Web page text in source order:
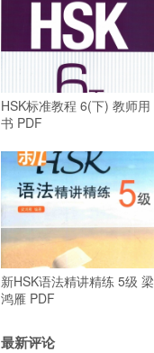
HSK标准教程 6(下) 教师用
书 PDF
新HSK语法精讲精练 5级 梁
鸿雁 PDF
最新评论